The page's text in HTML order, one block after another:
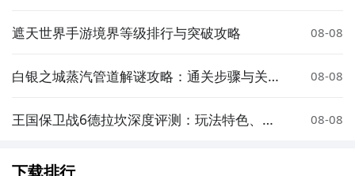
遮天世界手游境界等级排行与突破攻略 08-08
白银之城蒸汽管道解谜攻略：通关步骤与关键
08-08
王国保卫战6德拉坎深度评测：玩法特色、关
08-08
下载排行